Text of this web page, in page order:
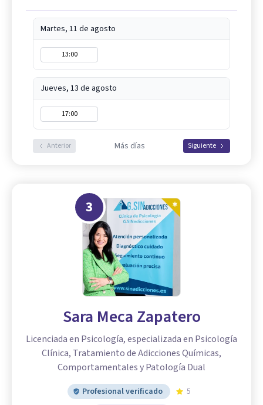
Martes, 11 de agosto
13:00
Jueves, 13 de agosto
17:00
Anterior Más días Siguiente
3
Sara Meca Zapatero
Licenciada en Psicología, especializada en Psicología
Clínica, Tratamiento de Adicciones Químicas,
Comportamentales y Patología Dual
Profesional verificado
5